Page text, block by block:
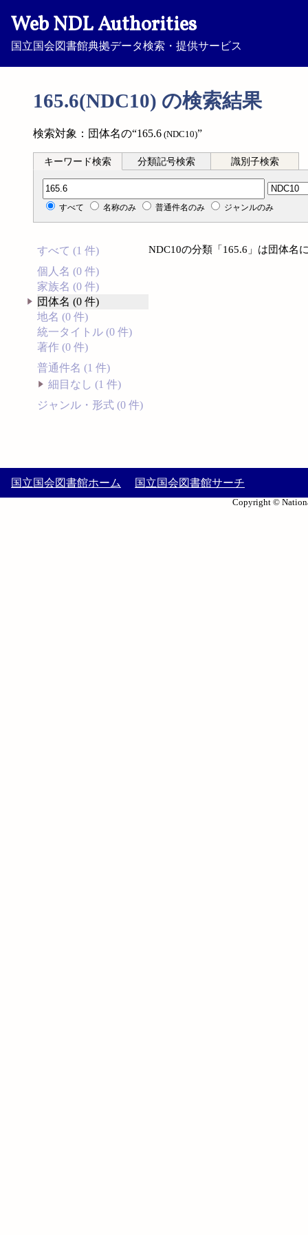
Web NDL Authorities
国立国会図書館典拠データ検索・提供サービス
165.6(NDC10) の検索結果
検索対象：団体名の“165.6 (NDC10)”
キーワード検索 分類記号検索 識別子検索
分類記号検索
すべて 名称のみ 普通件名のみ ジャンルのみ
すべて (1 件)
個人名 (0 件)
家族名 (0 件)
団体名 (0 件)
地名 (0 件)
統一タイトル (0 件)
著作 (0 件)
普通件名 (1 件)
細目なし (1 件)
ジャンル・形式 (0 件)
NDC10の分類「165.6」は団体名
国立国会図書館ホーム 国立国会図書館サーチ
Copyright ©